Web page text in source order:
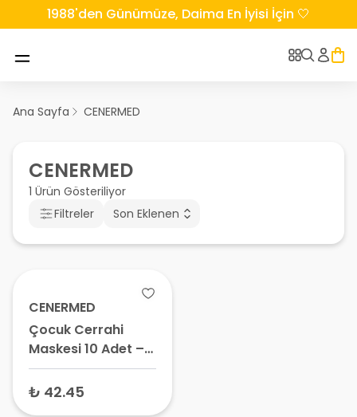
1988'den Günümüze, Daima En İyisi İçin 🤍
Ana Sayfa CENERMED
CENERMED
1 Ürün Gösteriliyor
Filtreler
Son Eklenen
CENERMED
Çocuk Cerrahi
Maskesi 10 Adet –
Tek Kullanımlık
Medikal Maske,
₺ 42.45